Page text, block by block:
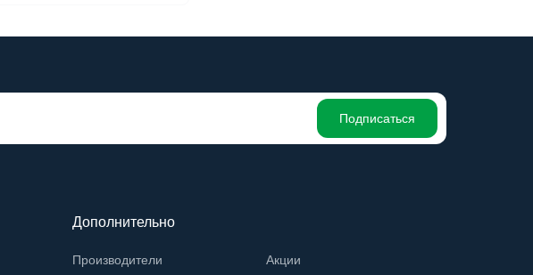
Подписаться
Дополнительно
Производители
Акции